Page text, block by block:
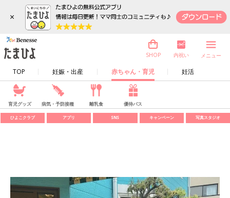
×
TOP 妊娠・出産 赤ちゃん・育児 妊活
SHOP 内祝い メニュー
育児グッズ 病気・予防接種 離乳食 優待パス
ひよこクラブ アプリ SNS キャンペーン 写真スタジオ